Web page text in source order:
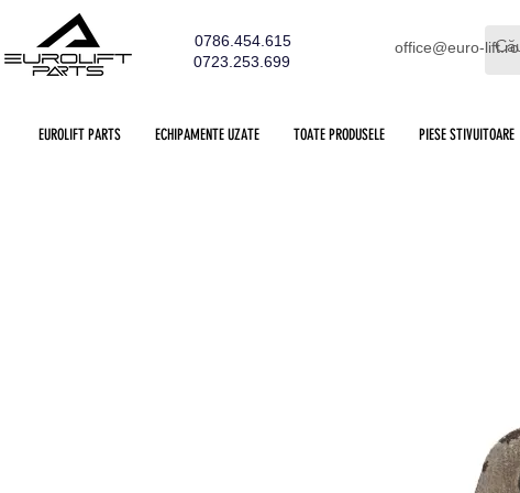
0786.454.615
0723.253.699
office@euro-lift.ro
EUROLIFT PARTS ECHIPAMENTE UZATE TOATE PRODUSELE PIESE STIVUITOARE